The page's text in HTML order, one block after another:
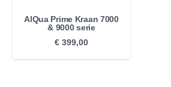
AlQua Prime Kraan 7000
& 9000 serie
€ 399,00